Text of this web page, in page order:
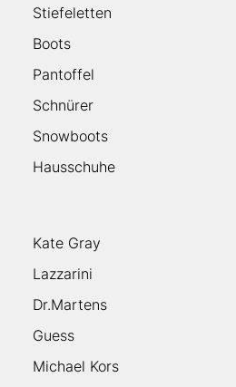
Stiefeletten
Boots
Pantoffel
Schnürer
Snowboots
Hausschuhe
Kate Gray
Lazzarini
Dr.Martens
Guess
Michael Kors